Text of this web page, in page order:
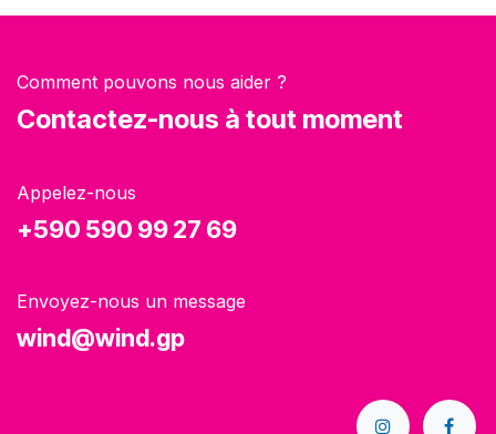
Comment pouvons nous aider ?
Contactez-nous à tout moment
Appelez-nous
+590 590 99 27 69
Envoyez-nous un message
wind@wind.gp